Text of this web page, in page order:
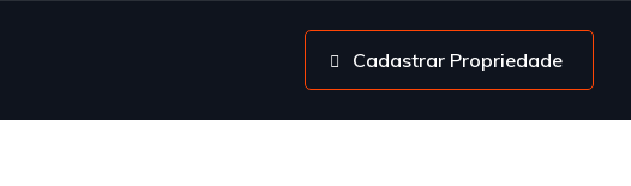
Cadastrar Propriedade